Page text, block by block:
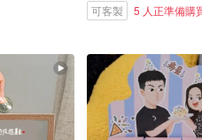
可客製 5 人正準備購